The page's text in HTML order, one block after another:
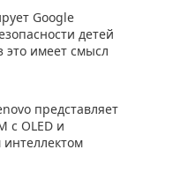
Google
детей
это имеет смысл
представляет
с OLED и
интеллектом